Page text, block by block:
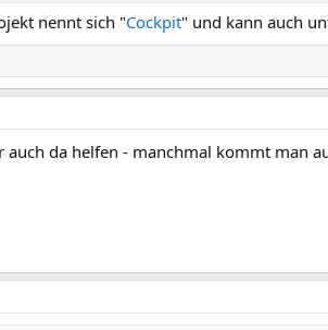
nennt sich "Cockpit" und kann auch
da helfen - manchmal kommt man